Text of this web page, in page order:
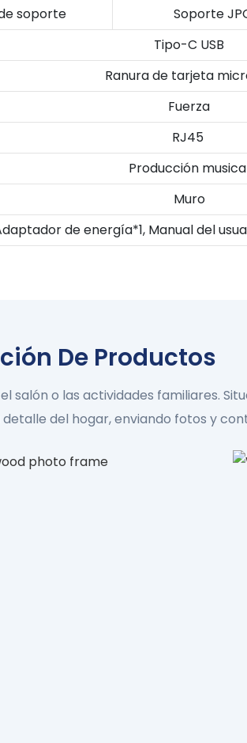
soporte
Soporte
Tipo-C USB
Ranura de tarjeta
Fuerza
RJ45
Producción
Muro
de energía*1, Manual del
De Productos
salón o las actividades familiares.
del hogar, enviando fotos y